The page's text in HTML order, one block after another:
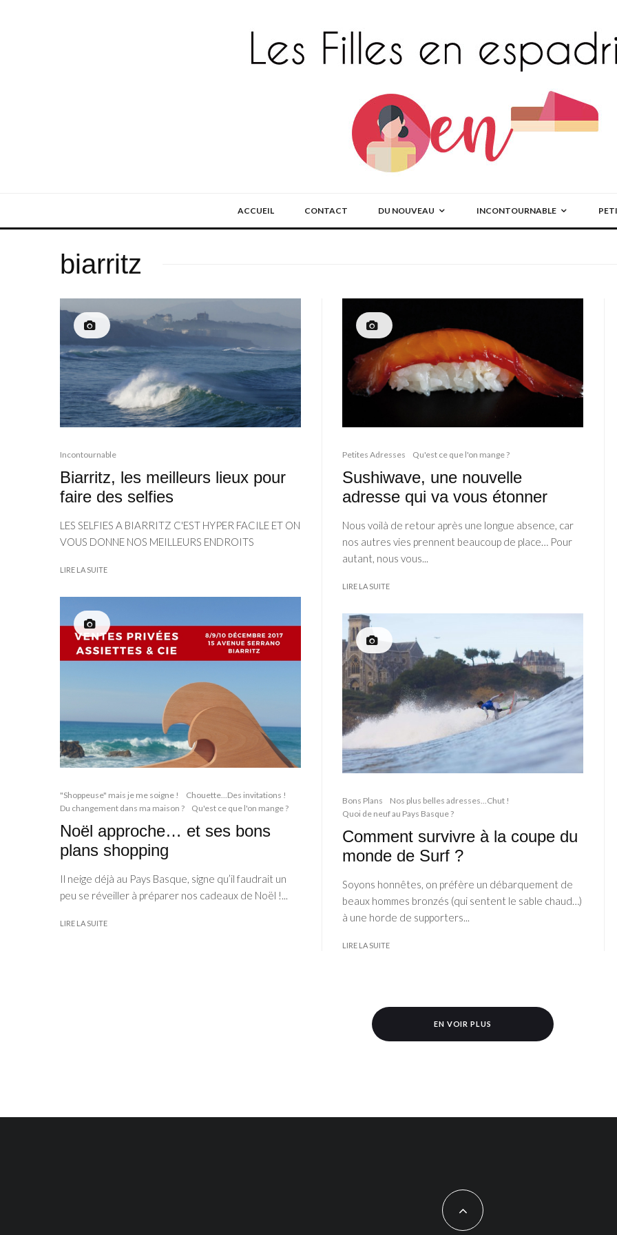
ACCUEIL CONTACT DU NOUVEAU INCONTOURNABLE
biarritz
Incontournable
Biarritz, les meilleurs lieux pour
faire des selfies
LES SELFIES A BIARRITZ C'EST HYPER FACILE ET ON
VOUS DONNE NOS MEILLEURS ENDROITS
LIRE LA SUITE
"Shoppeuse" mais je me soigne !
Chouette...Des invitations !
Du changement dans ma maison ?
Qu'est ce que l'on mange ?
Noël approche… et ses bons
plans shopping
Il neige déjà au Pays Basque, signe qu’il faudrait un
peu se réveiller à préparer nos cadeaux de Noël !...
LIRE LA SUITE
Petites Adresses Qu'est ce que l'on mange ?
Sushiwave, une nouvelle
adresse qui va vous étonner
Nous voilà de retour après une longue absence, car
nos autres vies prennent beaucoup de place… Pour
autant, nous vous...
LIRE LA SUITE
Bons Plans
Nos plus belles adresses...Chut !
Quoi de neuf au Pays Basque ?
Comment survivre à la coupe du
monde de Surf ?
Soyons honnêtes, on préfère un débarquement de
beaux hommes bronzés (qui sentent le sable chaud…)
à une horde de supporters...
LIRE LA SUITE
EN VOIR PLUS